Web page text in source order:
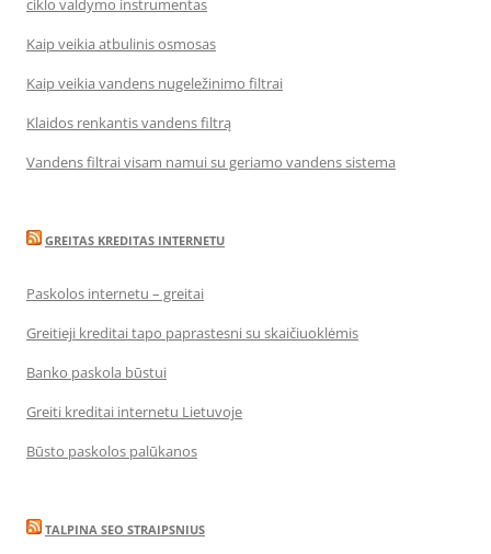
ciklo valdymo instrumentas
Kaip veikia atbulinis osmosas
Kaip veikia vandens nugeležinimo filtrai
Klaidos renkantis vandens filtrą
Vandens filtrai visam namui su geriamo vandens sistema
GREITAS KREDITAS INTERNETU
Paskolos internetu – greitai
Greitieji kreditai tapo paprastesni su skaičiuoklėmis
Banko paskola būstui
Greiti kreditai internetu Lietuvoje
Būsto paskolos palūkanos
TALPINA SEO STRAIPSNIUS